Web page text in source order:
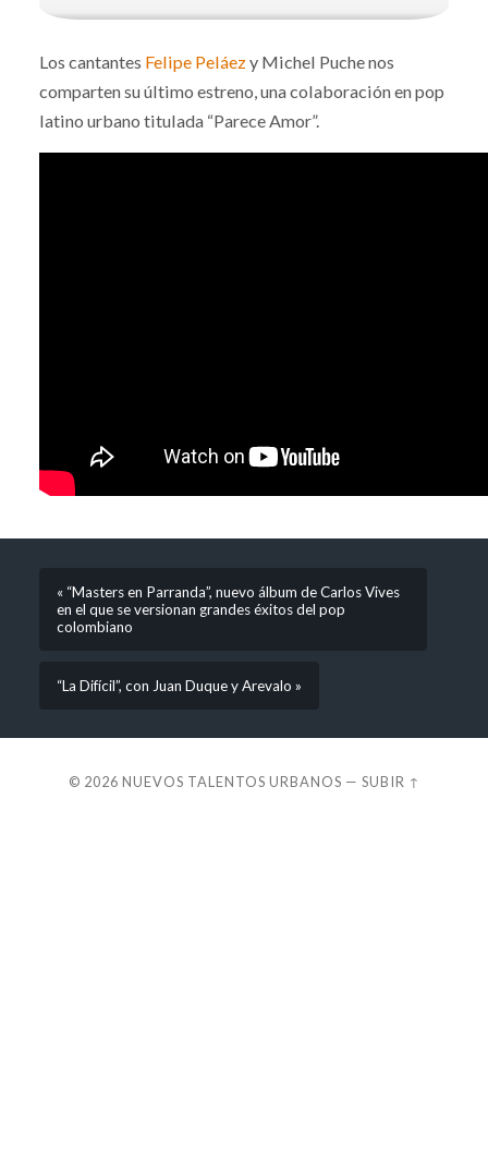
Los cantantes Felipe Peláezy Michel Puche nos
comparten su último estreno, una colaboración en pop
latino urbano titulada “Parece Amor”.
« “Masters en Parranda”, nuevo álbum de Carlos Vives
en el que se versionan grandes éxitos del pop
colombiano
“La Difícil”, con Juan Duque y Arevalo »
© 2026 NUEVOS TALENTOS URBANOS — SUBIR ↑